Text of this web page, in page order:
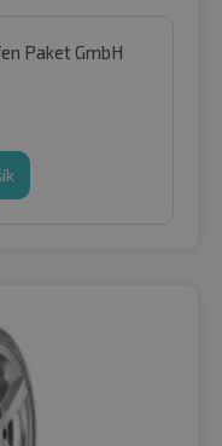
Paket GmbH